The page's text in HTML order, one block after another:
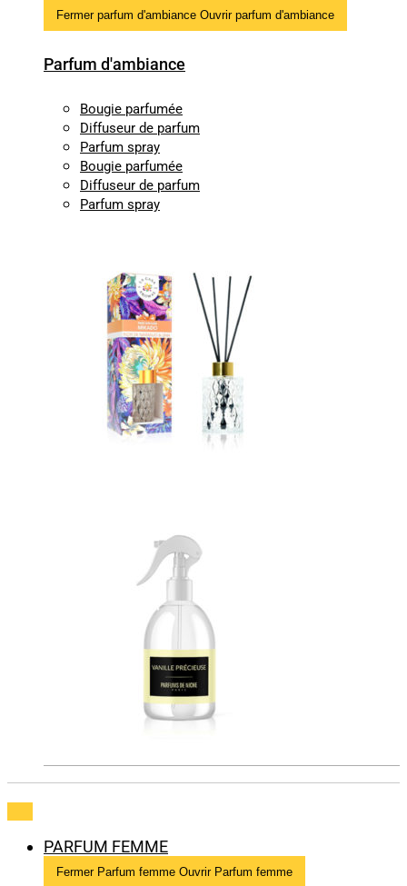
Fermer parfum d'ambiance Ouvrir parfum d'ambiance
Parfum d'ambiance
Bougie parfumée
Diffuseur de parfum
Parfum spray
Bougie parfumée
Diffuseur de parfum
Parfum spray
PARFUM FEMME
Fermer Parfum femme Ouvrir Parfum femme